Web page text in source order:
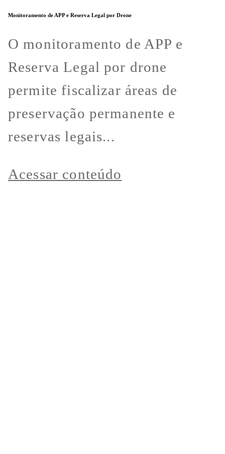
Monitoramento de APP e Reserva Legal por Drone
O monitoramento de APP e
Reserva Legal por drone
permite fiscalizar áreas de
preservação permanente e
reservas legais...
Acessar conteúdo